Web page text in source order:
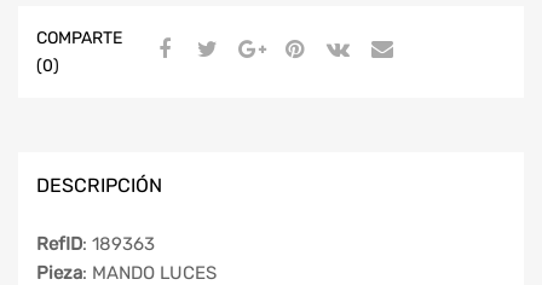
COMPARTE
(0)
DESCRIPCIÓN
RefID: 189363
Pieza: MANDO LUCES